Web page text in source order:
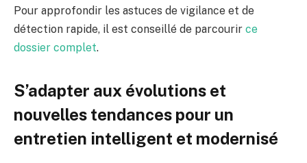
Pour approfondir les astuces de vigilance et de
détection rapide, il est conseillé de parcourir ce
dossier complet.
S’adapter aux évolutions et
nouvelles tendances pour un
entretien intelligent et modernisé